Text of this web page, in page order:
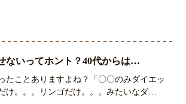
ないってホント？40代からは…
たことありますよね？「〇〇のみダイエッ
け。。。リンゴだけ。。。みたいなダ…